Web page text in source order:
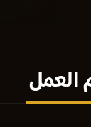
العمل